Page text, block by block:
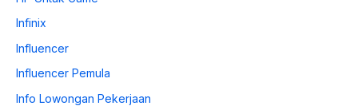
Infinix
Influencer
Influencer Pemula
Info Lowongan Pekerjaan